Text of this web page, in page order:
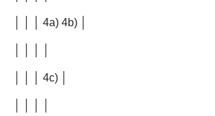
│ │ │ 4a) 4b) │
│ │ │ 4c) │